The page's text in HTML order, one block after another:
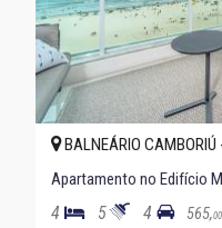
BALNEÁRIO CAMBORIÚ
Apartamento no Edifício
4 5 4 565,00